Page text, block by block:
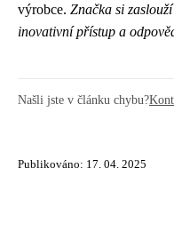
výrobce. Značka si
inovativní přístup a
Našli jste v článku chybu?
Publikováno: 17. 04. 2025